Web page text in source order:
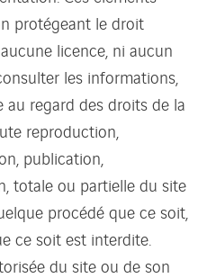
protégeant le droit
licence, ni aucun
les informations,
au regard des droits de la
reproduction,
publication,
totale ou partielle du site
procédé que ce soit,
ce soit est interdite.
du site ou de son